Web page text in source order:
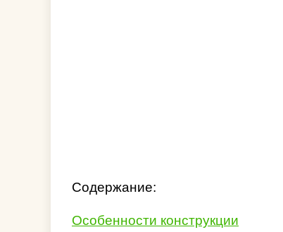
Содержание:
Особенности конструкции